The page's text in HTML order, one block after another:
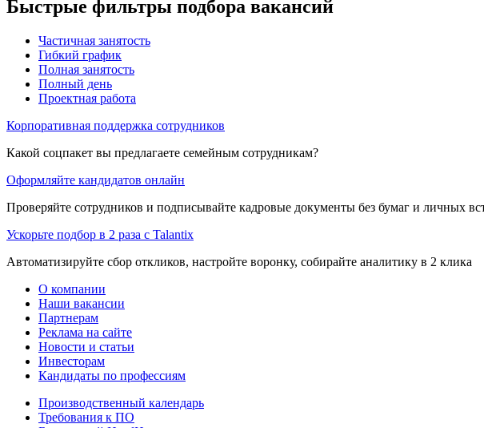
Быстрые фильтры подбора вакансий
Частичная занятость
Гибкий график
Полная занятость
Полный день
Проектная работа
Корпоративная поддержка сотрудников
Какой соцпакет вы предлагаете семейным сотрудникам?
Оформляйте кандидатов онлайн
Проверяйте сотрудников и подписывайте кадровые документы без бумаг и личных
Ускорьте подбор в 2 раза с Talantix
Автоматизируйте сбор откликов, настройте воронку, собирайте аналитику в 2 клика
О компании
Наши вакансии
Партнерам
Реклама на сайте
Новости и статьи
Инвесторам
Кандидаты по профессиям
Производственный календарь
Требования к ПО